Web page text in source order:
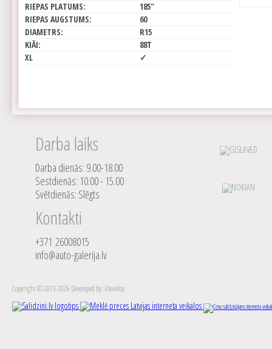
RIEPAS PLATUMS:
185"
RIEPAS AUGSTUMS:
60
DIAMETRS:
R15
KIĀI:
88T
XL
✓
Darba laiks
Darba dienās: 9.00-18.00
Sestdienās: 10.00 - 15.00
Svētdienās: Slēgts
Kontakti
+371 26008015
info@auto-galerija.lv
Copyright © 2013-2026 Developed by: iDevelop